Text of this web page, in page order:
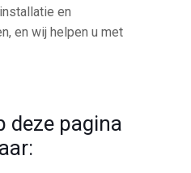
en
en wij helpen u met
deze pagina